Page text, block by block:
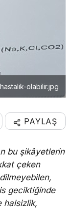
olabilir.jpg
PAYLAŞ
bu şikâyetlerin
çeken
geciktiğinde
halsizlik,